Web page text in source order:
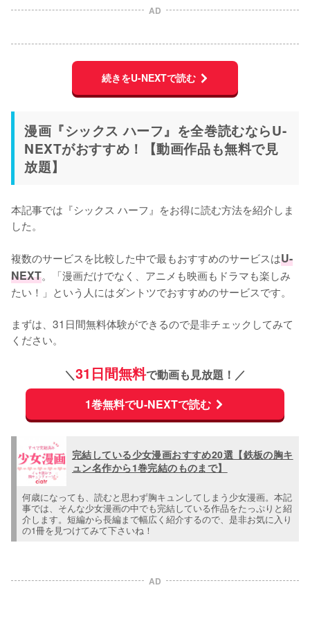
AD
続きをU-NEXTで読む
漫画『シックス ハーフ』を全巻読むならU-
NEXTがおすすめ！【動画作品も無料で見
放題】
本記事では『シックス ハーフ』をお得に読む方法を紹介しま
した。
複数のサービスを比較した中で最もおすすめのサービスはU-
NEXT。「漫画だけでなく、アニメも映画もドラマも楽しみ
たい！」という人にはダントツでおすすめのサービスです。
まずは、31日間無料体験ができるので是非チェックしてみて
ください。
＼31日間無料で動画も見放題！／
1巻無料でU-NEXTで読む
完結している少女漫画おすすめ20選【鉄板の胸キ
ュン名作から1巻完結のものまで】
何歳になっても、読むと思わず胸キュンしてしまう少女漫画。本記
事では、そんな少女漫画の中でも完結している作品をたっぷりと紹
介します。短編から長編まで幅広く紹介するので、是非お気に入り
の1冊を見つけてみて下さいね！
AD